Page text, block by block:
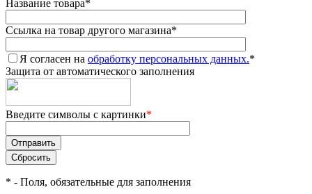
Название товара*
Ссылка на товар другого магазина*
Я согласен на обработку персональных данных.*
Защита от автоматического заполнения
Введите символы с картинки*
* - Поля, обязательные для заполнения